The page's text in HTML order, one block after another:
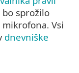
sprožilo
Vsi
dnevniške